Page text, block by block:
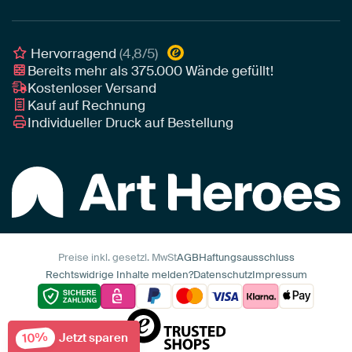
Art Heroes App
Hervorragend(4,8/5)
Bereits mehr als375.000Wände gefüllt!
Kostenloser Versand
Kauf auf Rechnung
Individueller Druck auf Bestellung
Preise inkl. gesetzl. MwStAGBHaftungsausschluss
Rechtswidrige Inhalte melden?DatenschutzImpressum
10% Jetzt sparen